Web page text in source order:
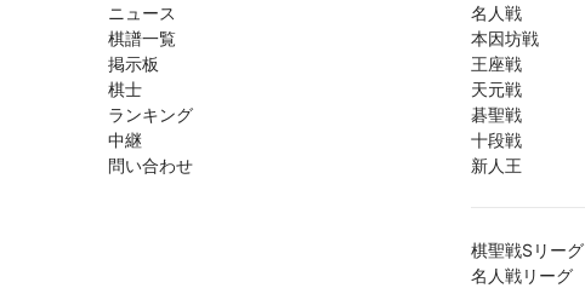
ニュース
棋譜一覧
掲示板
棋士
ランキング
中継
問い合わせ
名人戦
本因坊戦
王座戦
天元戦
碁聖戦
十段戦
新人王
棋聖戦Sリーグ
名人戦リーグ